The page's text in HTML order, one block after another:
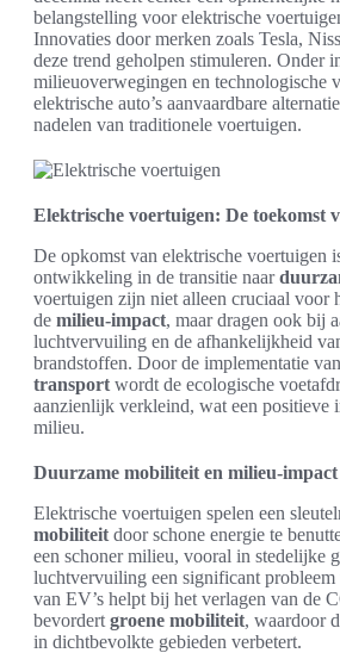
belangstelling voor elektrische
Innovaties door merken zoals Tesla,
deze trend geholpen stimuleren. Onder
milieuoverwegingen en technologische
elektrische auto’s aanvaardbare
nadelen van traditionele voertuigen.
Elektrische voertuigen: De toekomst
De opkomst van elektrische voertuigen
ontwikkeling in de transitie naar
voertuigen zijn niet alleen cruciaal voor
de milieu-impact, maar dragen ook bij
luchtvervuiling en de afhankelijkheid
brandstoffen. Door de implementatie van
transport wordt de ecologische
aanzienlijk verkleind, wat een positieve
milieu.
Duurzame mobiliteit en milieu-impact
Elektrische voertuigen spelen een
mobiliteit door schone energie te
een schoner milieu, vooral in stedelijke
luchtvervuiling een significant
van EV’s helpt bij het verlagen van de
bevordert groene mobiliteit, waardoor
in dichtbevolkte gebieden verbetert.